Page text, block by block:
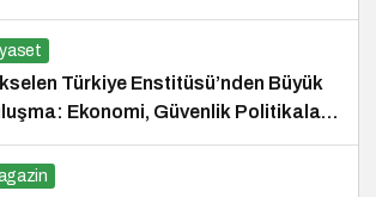
Türkiye Enstitüsü’nden Büyük
Ekonomi, Güvenlik Politikaları
Konferansı